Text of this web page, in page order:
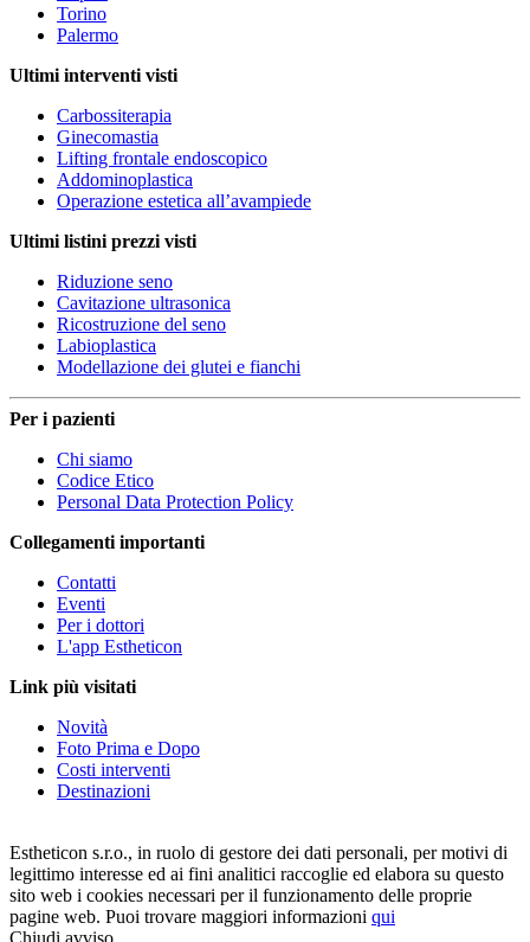
Torino
Palermo
Ultimi interventi visti
Carbossiterapia
Ginecomastia
Lifting frontale endoscopico
Addominoplastica
Operazione estetica all’avampiede
Ultimi listini prezzi visti
Riduzione seno
Cavitazione ultrasonica
Ricostruzione del seno
Labioplastica
Modellazione dei glutei e fianchi
Per i pazienti
Chi siamo
Codice Etico
Personal Data Protection Policy
Collegamenti importanti
Contatti
Eventi
Per i dottori
L'app Estheticon
Link più visitati
Novità
Foto Prima e Dopo
Costi interventi
Destinazioni
Estheticon s.r.o., in ruolo di gestore dei dati personali, per motivi di
legittimo interesse ed ai fini analitici raccoglie ed elabora su questo
sito web i cookies necessari per il funzionamento delle proprie
pagine web. Puoi trovare maggiori informazioni qui